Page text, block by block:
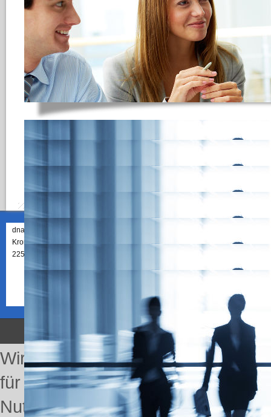
Anmeldung und
Video abspielen
dna IT Integrations GmbH
Kronprinzenstrasse 45
22587 Hamburg
kontakt[at]hrecruiting.de
© Copyright
Wir nutzen Cookies auf unserer
für den Betrieb der Seite,
Nutzererfahrung zu verbessern